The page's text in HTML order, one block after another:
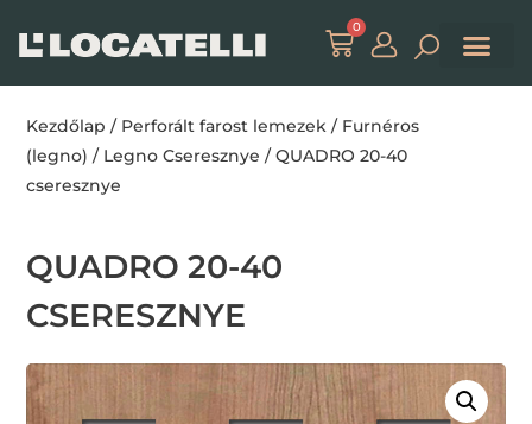
0
Kezdőlap / Perforált farost lemezek / Furnéros
(legno) / Legno Cseresznye / QUADRO 20-40
cseresznye
QUADRO 20-40
CSERESZNYE